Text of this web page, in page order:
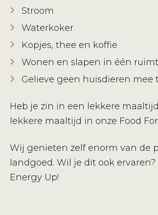
Stroom
Waterkoker
Kopjes, thee en koffie
Wonen en slapen in één
Gelieve geen huisdieren
Heb je zin in een lekkere
lekkere maaltijd in onze Food
Wij genieten zelf enorm van de
landgoed. Wil je dit ook
Energy Up!